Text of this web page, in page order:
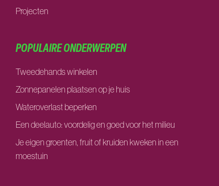
Projecten
POPULAIRE ONDERWERPEN
Tweedehands winkelen
Zonnepanelen plaatsen op je huis
Wateroverlast beperken
Een deelauto: voordelig en goed voor het milieu
Je eigen groenten, fruit of kruiden kweken in een
moestuin